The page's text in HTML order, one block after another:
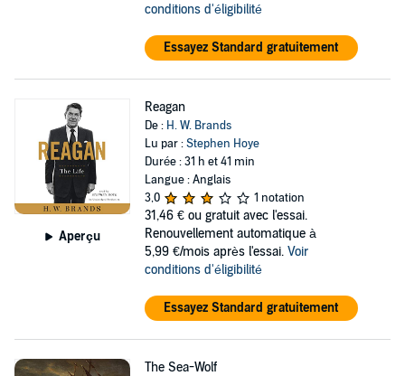
conditions d'éligibilité
Essayez Standard gratuitement
Aperçu
Reagan
De : H. W. Brands
Lu par :Stephen Hoye
Durée : 31 h et 41 min
Langue : Anglais
3,0
1 notation
31,46 € ou gratuit avec l'essai.
Renouvellement automatique à
5,99 €/mois après l'essai. Voir
conditions d'éligibilité
Essayez Standard gratuitement
The Sea-Wolf